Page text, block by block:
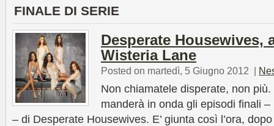
FINALE DI SERIE
Desperate Housewives,
Wisteria Lane
Posted on martedì, 5 Giugno 2012 |
Non chiamatele disperate, non
manderà in onda gli episodi finali
– di Desperate Housewives. E’ giunta così l’ora,